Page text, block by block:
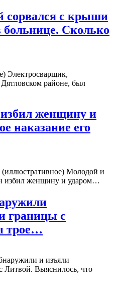
сорвался с крыши
больнице. Сколько
Электросварщик,
районе, был
женщину и
наказание его
Молодой и
избил женщину и ударом…
границы с
трое…
и изъяли
Литвой. Выяснилось, что